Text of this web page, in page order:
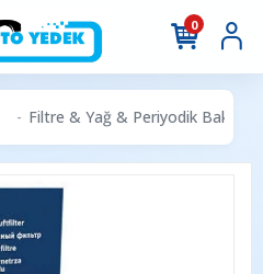
0
Filtre & Yağ & Periyodik Bakım